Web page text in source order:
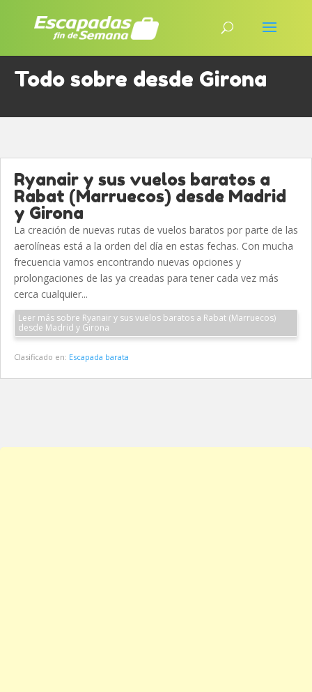
Todo sobre desde Girona
Ryanair y sus vuelos baratos a
Rabat (Marruecos) desde Madrid
y Girona
La creación de nuevas rutas de vuelos baratos por parte de las
aerolíneas está a la orden del día en estas fechas. Con mucha
frecuencia vamos encontrando nuevas opciones y
prolongaciones de las ya creadas para tener cada vez más
cerca cualquier...
Leer más sobre Ryanair y sus vuelos baratos a Rabat (Marruecos)
desde Madrid y Girona
Clasificado en: Escapada barata